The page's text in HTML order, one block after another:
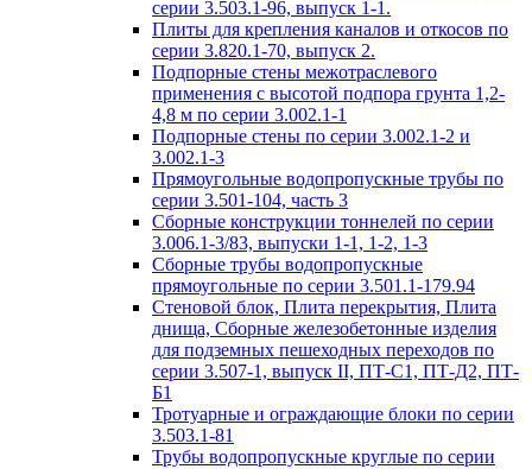
серии 3.503.1-96, выпуск 1-1.
Плиты для крепления каналов и откосов по
серии 3.820.1-70, выпуск 2.
Подпорные стены межотраслевого
применения с высотой подпора грунта 1,2-
4,8 м по серии 3.002.1-1
Подпорные стены по серии 3.002.1-2 и
3.002.1-3
Прямоугольные водопропускные трубы по
серии 3.501-104, часть 3
Сборные конструкции тоннелей по серии
3.006.1-3/83, выпуски 1-1, 1-2, 1-3
Сборные трубы водопропускные
прямоугольные по серии 3.501.1-179.94
Стеновой блок, Плита перекрытия, Плита
днища, Сборные железобетонные изделия
для подземных пешеходных переходов по
серии 3.507-1, выпуск II, ПТ-С1, ПТ-Д2, ПТ-
Б1
Тротуарные и ограждающие блоки по серии
3.503.1-81
Трубы водопропускные круглые по серии